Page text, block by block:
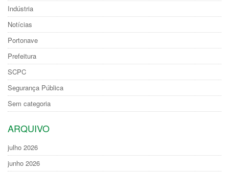
Indústria
Notícias
Portonave
Prefeitura
SCPC
Segurança Pública
Sem categoria
ARQUIVO
julho 2026
junho 2026